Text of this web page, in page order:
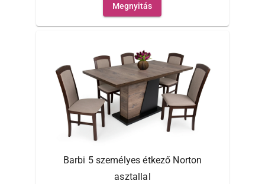
Megnyitás
Barbi 5 személyes étkező Norton
asztallal